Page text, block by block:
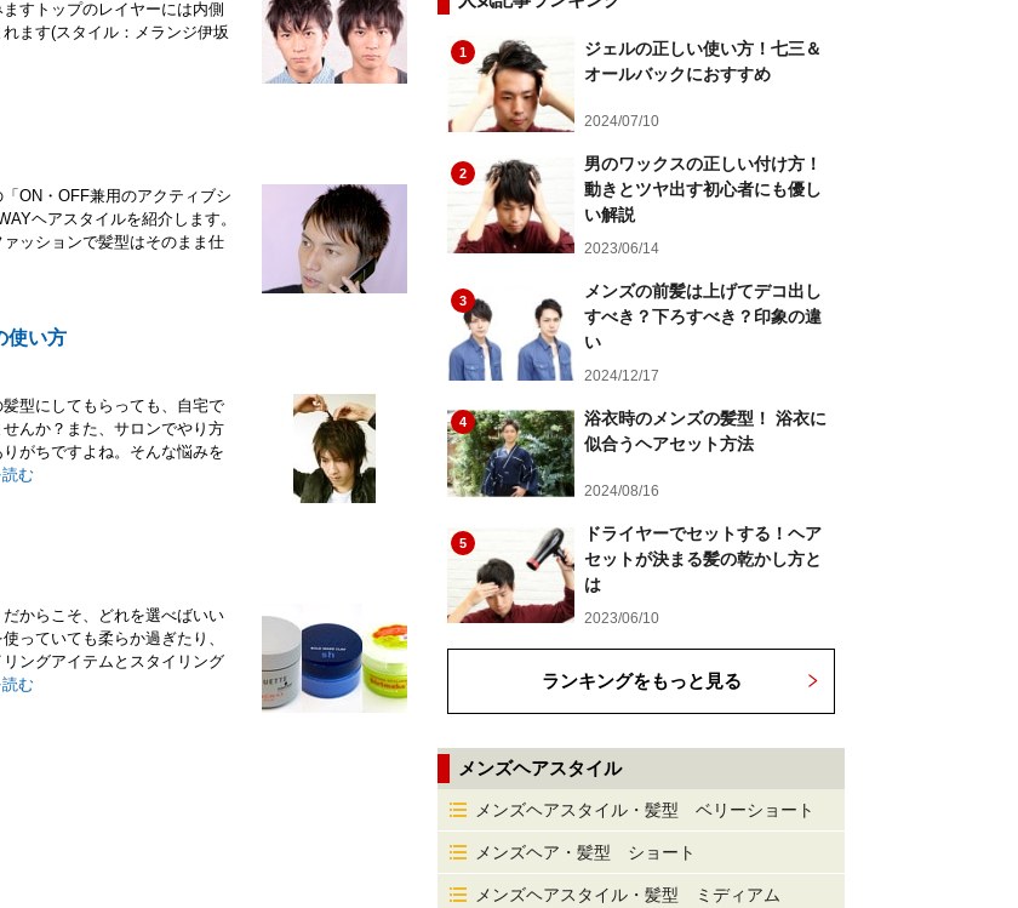
すトップのレイヤーには内側
ます(スタイル：メランジ伊坂
ON・OFF兼用のアクティブシ
ヘアスタイルを紹介します。
ッションで髪型はそのまま仕
使い方
型にしてもらっても、自宅で
んか？また、サロンでやり方
がちですよね。そんな悩みを
む
からこそ、どれを選べばいい
っていても柔らか過ぎたり、
ングアイテムとスタイリング
む
1
ジェルの正しい使い方！七三＆
オールバックにおすすめ
2024/07/10
2
男のワックスの正しい付け方！
動きとツヤ出す初心者にも優し
い解説
2023/06/14
3
メンズの前髪は上げてデコ出し
すべき？下ろすべき？印象の違
い
2024/12/17
4
浴衣時のメンズの髪型！ 浴衣に
似合うヘアセット方法
2024/08/16
5
ドライヤーでセットする！ヘア
セットが決まる髪の乾かし方と
は
2023/06/10
ランキングをもっと見る
メンズヘアスタイル
メンズヘアスタイル・髪型 ベリーショート
メンズヘア・髪型 ショート
メンズヘアスタイル・髪型 ミディアム